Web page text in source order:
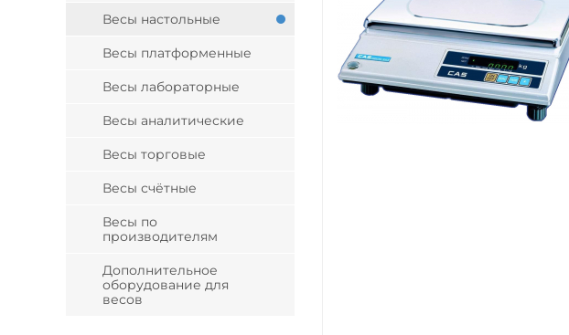
Весы настольные
Весы платформенные
Весы лабораторные
Весы аналитические
Весы торговые
Весы счётные
Весы по
производителям
Дополнительное
оборудование для
весов